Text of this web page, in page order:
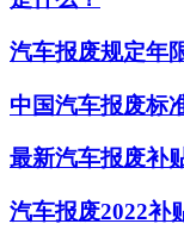
汽车报废规定年
中国汽车报废标
最新汽车报废补
汽车报废2022补